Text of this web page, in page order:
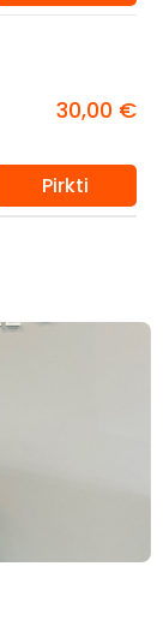
30,00 €
Pirkti